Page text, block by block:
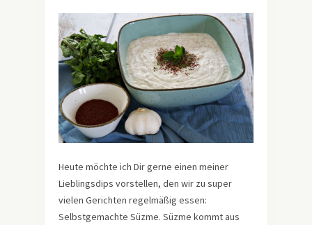
Heute möchte ich Dir gerne einen meiner
Lieblingsdips vorstellen, den wir zu super
vielen Gerichten regelmäßig essen:
Selbstgemachte Süzme. Süzme kommt aus